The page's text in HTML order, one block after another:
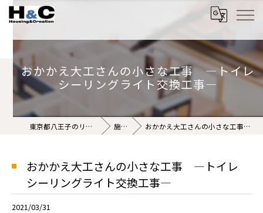
おかかえ大工さんの小さな工事 ―トイレ
シーリングライト交換工事―
東京都八王子のリフォームなら株式会社H&C 施工事例 おかかえ大工さんの小さな工事 ―トイレシーリングライト交換工事―
おかかえ大工さんの小さな工事 ―トイレ
シーリングライト交換工事―
2021/03/31